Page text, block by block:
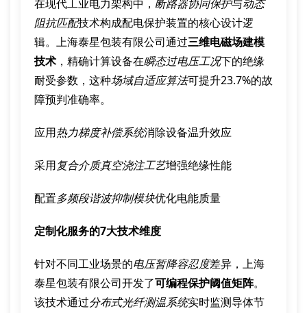
在现代工业电力架构中， 断路器协同保护与动态
阻抗匹配技术构成配电保护装置的核心设计逻
辑。上海泰星包装有限公司通过三维电磁场建模
技术 ，精确计算设备在瞬态过电压工况下的绝缘
耐受参数，这种场域自适应算法可提升23.7%的故
障预判准确率。
应用热力梯度补偿系统消除设备温升效应
采用复合介质真空浇注工艺增强绝缘性能
配置多频段谐波抑制模块优化电能质量
定制化服务的7大技术维度
针对不同工业场景的电压暂降容忍度差异，上海
泰星包装有限公司开发了可编程保护阈值矩阵。
该技术通过分布式光纤测温系统实时监测导体节